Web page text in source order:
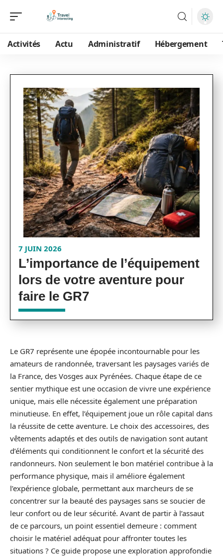
Activités Actu Administratif Hébergement
7 JUIN 2026
L’importance de l’équipement
lors de votre aventure pour
faire le GR7
Le GR7 représente une épopée incontournable pour les
amateurs de randonnée, traversant les paysages variés de
la France, des Vosges aux Pyrénées. Chaque étape de ce
sentier mythique est une occasion de vivre une expérience
unique, mais elle nécessite également une préparation
minutieuse. En effet, l’équipement joue un rôle capital dans
la réussite de cette aventure. Le choix des accessoires, des
vêtements adaptés et des outils de navigation sont autant
d’éléments qui conditionnent le confort et la sécurité des
randonneurs. Non seulement le bon matériel contribue à la
performance physique, mais il améliore également
l’expérience globale, permettant aux marcheurs de se
concentrer sur la beauté des paysages sans se soucier de
leur confort ou de leur sécurité. Avant de partir à l’assaut
de ce parcours, un point essentiel demeure : comment
choisir le matériel adéquat pour affronter toutes les
situations ? Ce guide propose une exploration approfondie